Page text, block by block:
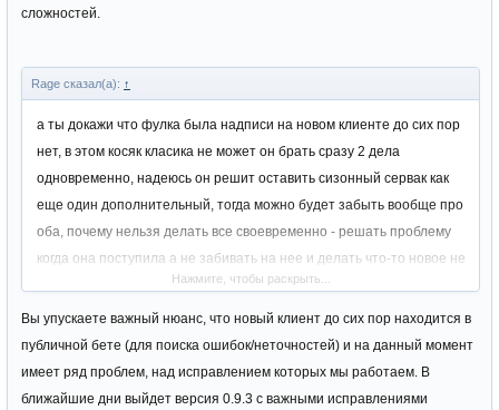
сложностей.
Rage сказал(а): ↑
а ты докажи что фулка была надписи на новом клиенте до сих пор
нет, в этом косяк класика не может он брать сразу 2 дела
одновременно, надеюсь он решит оставить сизонный сервак как
еще один дополнительный, тогда можно будет забыть вообще про
оба, почему нельзя делать все своевременно - решать проблему
когда она поступила а не забивать на нее и делать что-то новое не
понятно. Почему нельзя подтянуть все косяки прежде чем делать
новые?
пруф
Посмотреть вложение 10246
Нажмите, чтобы раскрыть...
Вы упускаете важный нюанс, что новый клиент до сих пор находится в
публичной бете (для поиска ошибок/неточностей) и на данный момент
имеет ряд проблем, над исправлением которых мы работаем. В
ближайшие дни выйдет версия 0.9.3 с важными исправлениями